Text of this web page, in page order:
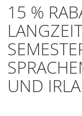
15 %
UND